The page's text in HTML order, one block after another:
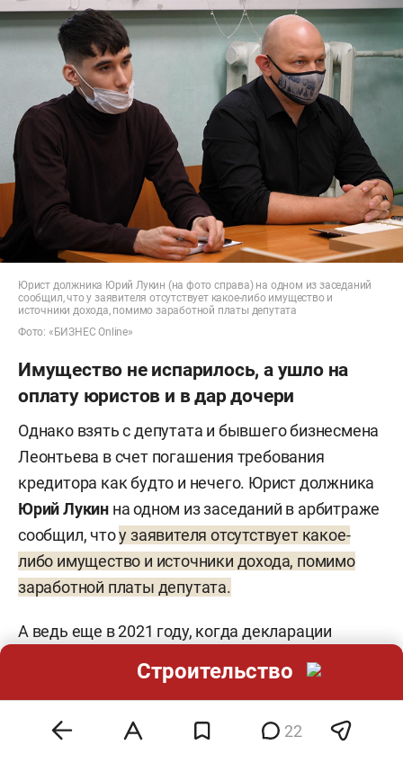
Юрист должника Юрий Лукин (на фото справа) на одном из заседаний
сообщил, что у заявителя отсутствует какое-либо имущество и
источники дохода, помимо заработной платы депутата
Фото: «БИЗНЕС Online»
Имущество не испарилось, а ушло на
оплату юристов и в дар дочери
Однако взять с депутата и бывшего бизнесмена
Леонтьева в счет погашения требования
кредитора как будто и нечего. Юрист должника
Юрий Лукин на одном из заседаний в арбитраже
сообщил, чтоу заявителя отсутствует какое-
либо имущество и источники дохода, помимо
заработной платы депутата.
А ведь еще в 2021 году, когда декларации
депутатов еще раскрывались, у Леонтьева
среди имущества значилисьдва земельных
«квадратов», Audi A6 и мотолодка Quicksilver 470.
22
Строительство